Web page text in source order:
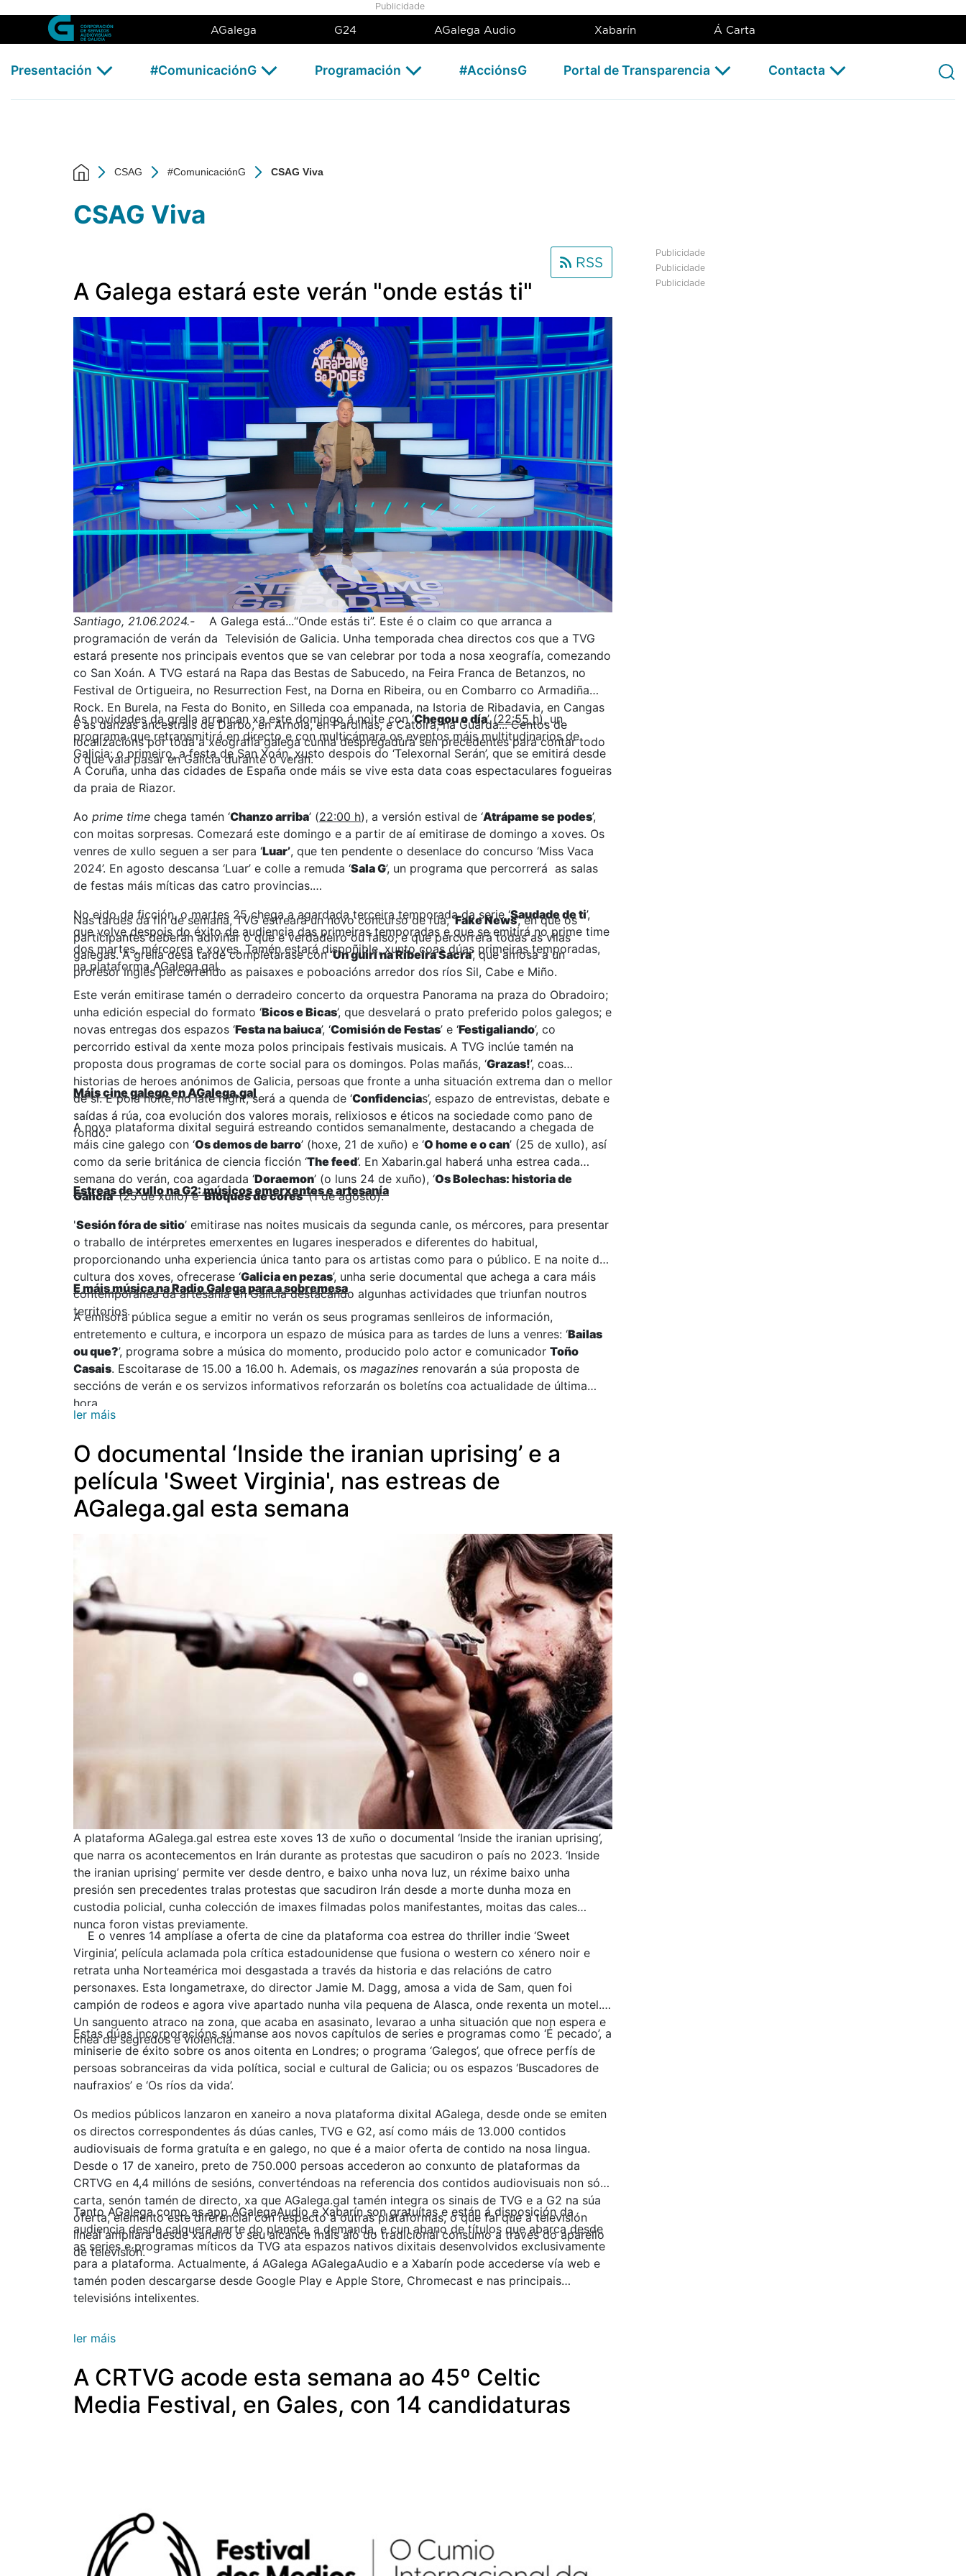
Skip to Main Content
CSAG Viva - CSAG Publicidade
AGalega G24 AGalega Audio Xabarín Á Carta
Presentación #ComunicaciónG Programación #AcciónsG Portal de Transparencia Contacta
CSAG #ComunicaciónG CSAG Viva
CSAG Viva
RSS
A Galega estará este verán "onde estás ti"
Santiago, 21.06.2024.-
A Galega está...“Onde estás ti”. Este é o claim co que arranca a
programación de verán da Televisión de Galicia. Unha temporada chea directos cos que a TVG
estará presente nos principais eventos que se van celebrar por toda a nosa xeografía, comezando
co San Xoán. A TVG estará na Rapa das Bestas de Sabucedo, na Feira Franca de Betanzos, no
Festival de Ortigueira, no Resurrection Fest, na Dorna en Ribeira, ou en Combarro co Armadiña
Rock. En Burela, na Festa do Bonito, en Silleda coa empanada, na Istoria de Ribadavia, en Cangas
e as danzas ancestrais de Darbo, en Arnoia, en Pardiñas, e Catoira, na Guarda... Centos de
localizacións por toda a xeografía galega cunha despregadura sen precedentes para contar todo
o que vaia pasar en Galicia durante o verán.
As novidades da grella arrancan xa este domingo á noite con ‘Chegou o día’ (22:55 h), un
programa que retransmitirá en directo e con multicámara os eventos máis multitudinarios de
Galicia: o primeiro, a festa de San Xoán, xusto despois do ‘Telexornal Serán’, que se emitirá desde
A Coruña, unha das cidades de España onde máis se vive esta data coas espectaculares fogueiras
da praia de Riazor.
Ao prime time chega tamén ‘Chanzo arriba’ (22:00 h), a versión estival de ‘Atrápame se podes’,
con moitas sorpresas. Comezará este domingo e a partir de aí emitirase de domingo a xoves. Os
venres de xullo seguen a ser para ‘Luar’, que ten pendente o desenlace do concurso ‘Miss Vaca
2024’. En agosto descansa ‘Luar’ e colle a remuda ‘Sala G’, un programa que percorrerá as salas
de festas máis míticas das catro provincias.
Nas tardes da fin de semana, TVG estreará un novo concurso de rúa, ‘Fake News’, en que os
participantes deberán adiviñar o que é verdadeiro ou falso, e que percorrerá todas as vilas
galegas. A grella desa tarde completarase con ‘Un guiri na Ribeira Sacra’, que amosa a un
profesor inglés percorrendo as paisaxes e poboacións arredor dos ríos Sil, Cabe e Miño.
No eido da ficción, o martes 25 chega a agardada terceira temporada da serie ‘Saudade de ti’,
que volve despois do éxito de audiencia das primeiras temporadas e que se emitirá no prime time
dos martes, mércores e xoves. Tamén estará dispoñible, xunto coas dúas primeiras temporadas,
na plataforma AGalega.gal.
Este verán emitirase tamén o derradeiro concerto da orquestra Panorama na praza do Obradoiro;
unha edición especial do formato ‘Bicos e Bicas’, que desvelará o prato preferido polos galegos; e
novas entregas dos espazos ‘Festa na baiuca’, ‘Comisión de Festas’ e ‘Festigaliando’, co
percorrido estival da xente moza polos principais festivais musicais. A TVG inclúe tamén na
proposta dous programas de corte social para os domingos. Polas mañás, ‘Grazas!’, coas
historias de heroes anónimos de Galicia, persoas que fronte a unha situación extrema dan o mellor
de si. E pola noite, no late night, será a quenda de ‘Confidencias’, espazo de entrevistas, debate e
saídas á rúa, coa evolución dos valores morais, relixiosos e éticos na sociedade como pano de
fondo.
Máis cine galego en AGalega.gal
A nova plataforma dixital seguirá estreando contidos semanalmente, destacando a chegada de
máis cine galego con ‘Os demos de barro’ (hoxe, 21 de xuño) e ‘O home e o can’ (25 de xullo), así
como da serie británica de ciencia ficción ‘The feed’. En Xabarin.gal haberá unha estrea cada
semana do verán, coa agardada ‘Doraemon’ (o luns 24 de xuño), ‘Os Bolechas: historia de
Galicia’ (25 de xullo) e ‘Bloques de cores’ (1 de agosto).
Estreas de xullo na G2: músicos emerxentes e artesanía
'Sesión fóra de sitio’ emitirase nas noites musicais da segunda canle, os mércores, para presentar
o traballo de intérpretes emerxentes en lugares inesperados e diferentes do habitual,
proporcionando unha experiencia única tanto para os artistas como para o público. E na noite da
cultura dos xoves, ofrecerase ‘Galicia en pezas’, unha serie documental que achega a cara máis
contemporánea da artesanía en Galicia destacando algunhas actividades que triunfan noutros
territorios.
E máis música na Radio Galega para a sobremesa
A emisora pública segue a emitir no verán os seus programas senlleiros de información,
entretemento e cultura, e incorpora un espazo de música para as tardes de luns a venres: ‘Bailas
ou que?’, programa sobre a música do momento, producido polo actor e comunicador Toño
Casais. Escoitarase de 15.00 a 16.00 h. Ademais, os magazines renovarán a súa proposta de
seccións de verán e os servizos informativos reforzarán os boletíns coa actualidade de última
hora.
ler máis
O documental ‘Inside the iranian uprising’ e a
película 'Sweet Virginia', nas estreas de
AGalega.gal esta semana
A plataforma AGalega.gal estrea este xoves 13 de xuño o documental ‘Inside the iranian uprising’,
que narra os acontecementos en Irán durante as protestas que sacudiron o país no 2023. ‘Inside
the iranian uprising’ permite ver desde dentro, e baixo unha nova luz, un réxime baixo unha
presión sen precedentes tralas protestas que sacudiron Irán desde a morte dunha moza en
custodia policial, cunha colección de imaxes filmadas polos manifestantes, moitas das cales
nunca foron vistas previamente.
E o venres 14 amplíase a oferta de cine da plataforma coa estrea do thriller indie ‘Sweet
Virginia’, película aclamada pola crítica estadounidense que fusiona o western co xénero noir e
retrata unha Norteamérica moi desgastada a través da historia e das relacións de catro
personaxes. Esta longametraxe, do director Jamie M. Dagg, amosa a vida de Sam, quen foi
campión de rodeos e agora vive apartado nunha vila pequena de Alasca, onde rexenta un motel.
Un sanguento atraco na zona, que acaba en asasinato, levarao a unha situación que non espera e
chea de segredos e violencia.
Estas dúas incorporacións súmanse aos novos capítulos de series e programas como ‘É pecado’, a
miniserie de éxito sobre os anos oitenta en Londres; o programa ‘Galegos’, que ofrece perfís de
persoas sobranceiras da vida política, social e cultural de Galicia; ou os espazos ‘Buscadores de
naufraxios’ e ‘Os ríos da vida’.
Os medios públicos lanzaron en xaneiro a nova plataforma dixital AGalega, desde onde se emiten
os directos correspondentes ás dúas canles, TVG e G2, así como máis de 13.000 contidos
audiovisuais de forma gratuíta e en galego, no que é a maior oferta de contido na nosa lingua.
Desde o 17 de xaneiro, preto de 750.000 persoas accederon ao conxunto de plataformas da
CRTVG en 4,4 millóns de sesións, converténdoas na referencia dos contidos audiovisuais non só á
carta, senón tamén de directo, xa que AGalega.gal tamén integra os sinais de TVG e a G2 na súa
oferta, elemento este diferencial con respecto a outras plataformas, o que fai que a televisión
lineal ampliara desde xaneiro o seu alcance máis aló do tradicional consumo a través do aparello
de televisión.
Tanto AGalega como as app AGalegaAudio e Xabarín son gratuítas e están á disposición da
audiencia desde calquera parte do planeta, a demanda, e cun abano de títulos que abarca desde
as series e programas míticos da TVG ata espazos nativos dixitais desenvolvidos exclusivamente
para a plataforma. Actualmente, á AGalega AGalegaAudio e a Xabarín pode accederse vía web e
tamén poden descargarse desde Google Play e Apple Store, Chromecast e nas principais
televisións intelixentes.
ler máis
A CRTVG acode esta semana ao 45º Celtic
Media Festival, en Gales, con 14 candidaturas
Publicidade
Publicidade
Publicidade